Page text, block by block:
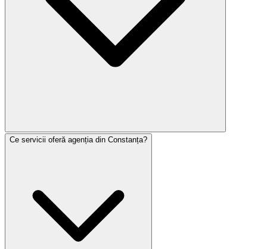
Ce servicii oferă agenția din Constanța?